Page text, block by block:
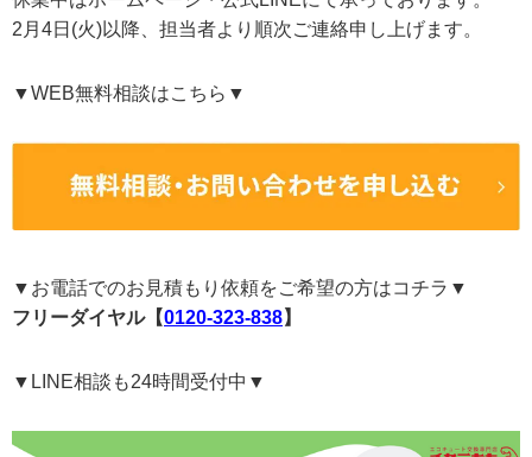
2月4日(火)以降、担当者より順次ご連絡申し上げます。
▼WEB無料相談はこちら▼
▼お電話でのお見積もり依頼をご希望の方はコチラ▼
フリーダイヤル【0120-323-838】
▼LINE相談も24時間受付中▼